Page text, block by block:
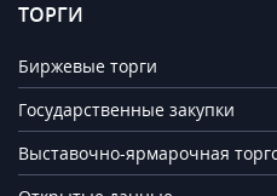
ТОРГИ
Биржевые торги
Государственные закупки
Выставочно-ярмарочная